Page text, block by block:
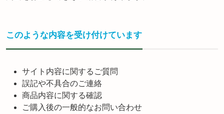
このような内容を受け付けています
サイト内容に関するご質問
誤記や不具合のご連絡
商品内容に関する確認
ご購入後の一般的なお問い合わせ